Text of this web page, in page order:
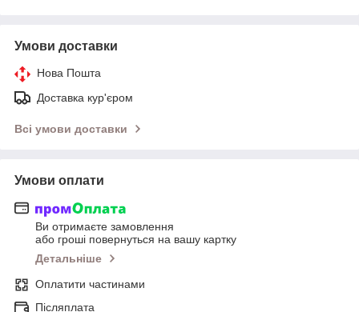
Умови доставки
Нова Пошта
Доставка кур'єром
Всі умови доставки
Умови оплати
Ви отримаєте замовлення
або гроші повернуться на вашу картку
Детальніше
Оплатити частинами
Післяплата